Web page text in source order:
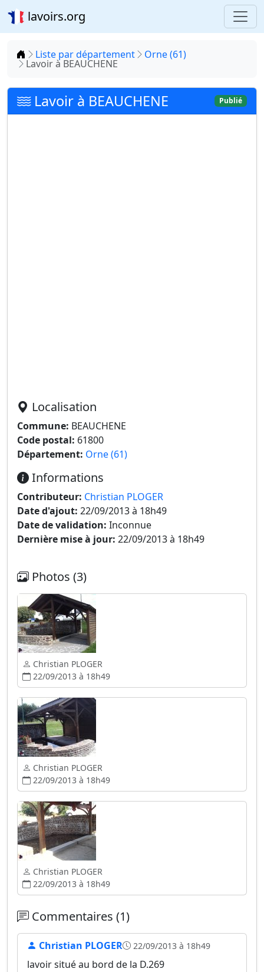
lavoirs.org
Accueil
Liste par département Orne (61)
Lavoir à BEAUCHENE
Lavoir à BEAUCHENE Publié
Localisation
Commune: BEAUCHENE
Code postal: 61800
Département: Orne (61)
Informations
Contributeur: Christian PLOGER
Date d'ajout: 22/09/2013 à 18h49
Date de validation: Inconnue
Dernière mise à jour: 22/09/2013 à 18h49
Photos (3)
Christian PLOGER
22/09/2013 à 18h49
Christian PLOGER
22/09/2013 à 18h49
Christian PLOGER
22/09/2013 à 18h49
Commentaires (1)
Christian PLOGER 22/09/2013 à 18h49
lavoir situé au bord de la D.269